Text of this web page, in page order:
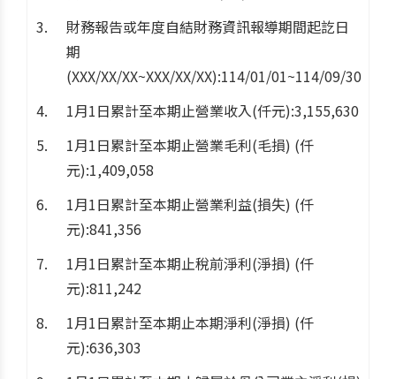
財務報告或年度自結財務資訊報導期間起訖日
期
(XXX/XX/XX~XXX/XX/XX):114/01/01~114/09/30
1月1日累計至本期止營業收入(仟元):3,155,630
1月1日累計至本期止營業毛利(毛損) (仟
元):1,409,058
1月1日累計至本期止營業利益(損失) (仟
元):841,356
1月1日累計至本期止稅前淨利(淨損) (仟
元):811,242
1月1日累計至本期止本期淨利(淨損) (仟
元):636,303